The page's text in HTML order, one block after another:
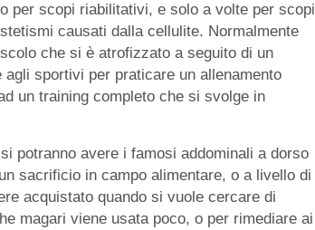
per scopi riabilitativi, e solo a volte per scopi
causati dalla cellulite. Normalmente
che si è atrofizzato a seguito di un
sportivi per praticare un allenamento
un training completo che si svolge in
potranno avere i famosi addominali a dorso
sacrificio in campo alimentare, o a livello di
acquistato quando si vuole cercare di
magari viene usata poco, o per rimediare ai